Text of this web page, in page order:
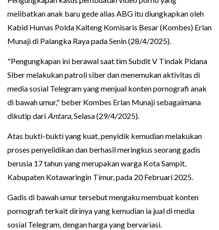
melibatkan anak baru gede alias ABG itu diungkapkan oleh
Kabid Humas Polda Kalteng Komisaris Besar (Kombes) Erlan
Munaji di Palangka Raya pada Senin (28/4/2025).
"Pengungkapan ini berawal saat tim Subdit V Tindak Pidana
Siber melakukan patroli siber dan menemukan aktivitas di
media sosial Telegram yang menjual konten pornografi anak
di bawah umur," beber Kombes Erlan Munaji sebagaimana
dikutip dari Antara, Selasa (29/4/2025).
Atas bukti-bukti yang kuat, penyidik kemudian melakukan
proses penyelidikan dan berhasil meringkus seorang gadis
berusia 17 tahun yang merupakan warga Kota Sampit,
Kabupaten Kotawaringin Timur, pada 20 Februari 2025.
Gadis di bawah umur tersebut mengaku membuat konten
pornografi terkait dirinya yang kemudian ia jual di media
sosial Telegram, dengan harga yang bervariasi.